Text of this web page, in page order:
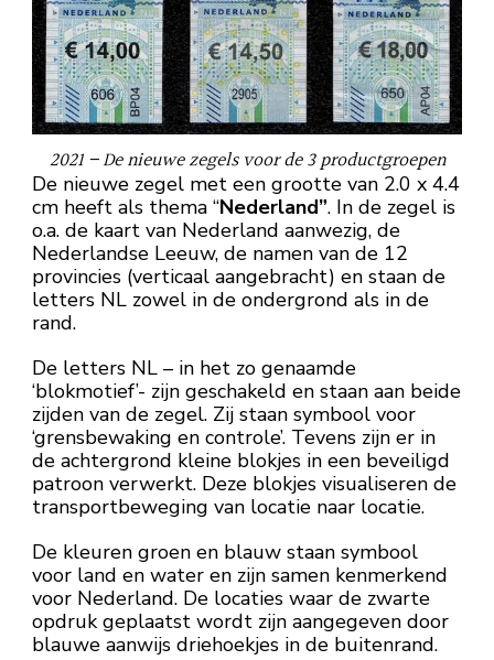
2021 – De nieuwe zegels voor de 3 productgroepen
De nieuwe zegel met een grootte van 2.0 x 4.4
cm heeft als thema “Nederland”. In de zegel is
o.a. de kaart van Nederland aanwezig, de
Nederlandse Leeuw, de namen van de 12
provincies (verticaal aangebracht) en staan de
letters NL zowel in de ondergrond als in de
rand.
De letters NL – in het zo genaamde
‘blokmotief’- zijn geschakeld en staan aan beide
zijden van de zegel. Zij staan symbool voor
‘grensbewaking en controle’. Tevens zijn er in
de achtergrond kleine blokjes in een beveiligd
patroon verwerkt. Deze blokjes visualiseren de
transportbeweging van locatie naar locatie.
De kleuren groen en blauw staan symbool
voor land en water en zijn samen kenmerkend
voor Nederland. De locaties waar de zwarte
opdruk geplaatst wordt zijn aangegeven door
blauwe aanwijs driehoekjes in de buitenrand.